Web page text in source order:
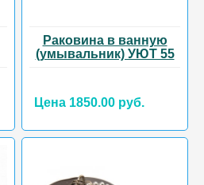
Раковина в ванную
(умывальник) УЮТ 55
Цена 1850.00 руб.